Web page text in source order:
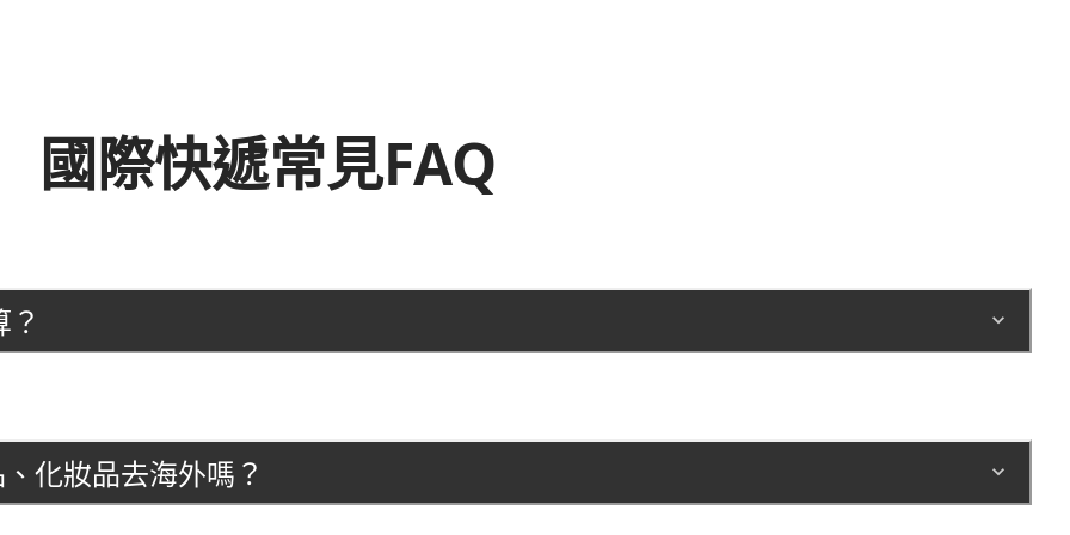
國際快遞常見FAQ
化妝品去海外嗎？